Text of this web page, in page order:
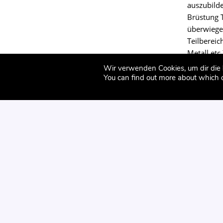
Brüstung
Metall
Seiten
Planung
Wir verwenden Cookies, um dir
You can find out more about